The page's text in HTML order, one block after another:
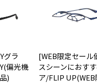
グラ
偏光機
)
[WEB限定セール
スシーンにおす
ア/FLIP UP(WEB